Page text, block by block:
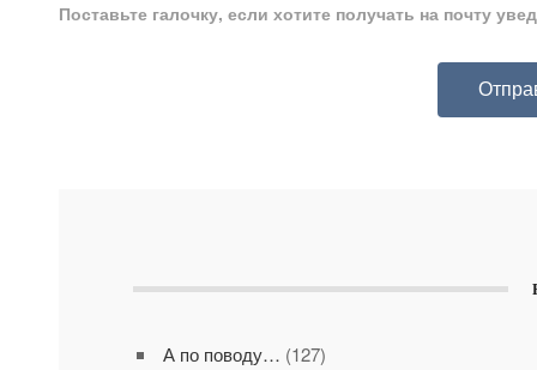
Поставьте галочку, если хотите получать на почту
А по поводу… (127)